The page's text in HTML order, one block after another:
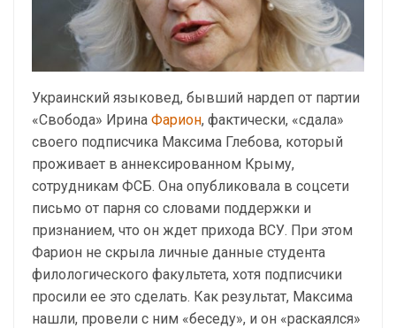
Украинский языковед, бывший нардеп от партии
«Свобода» Ирина Фарион, фактически, «сдала»
своего подписчика Максима Глебова, который
проживает в аннексированном Крыму,
сотрудникам ФСБ. Она опубликовала в соцсети
письмо от парня со словами поддержки и
признанием, что он ждет прихода ВСУ. При этом
Фарион не скрыла личные данные студента
филологического факультета, хотя подписчики
просили ее это сделать. Как результат, Максима
нашли, провели с ним «беседу», и он «раскаялся»